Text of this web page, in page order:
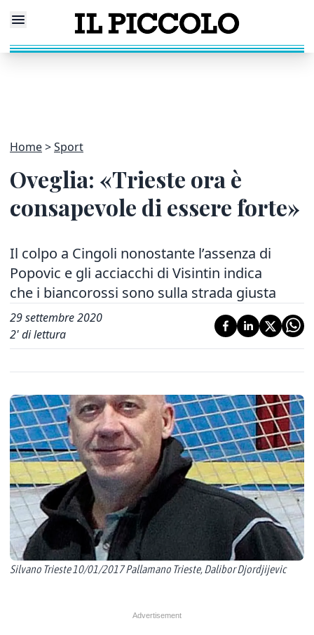
Home Sport
Oveglia: «Trieste ora è
consapevole di essere forte»
Il colpo a Cingoli nonostante l’assenza di
Popovic e gli acciacchi di Visintin indica
che i biancorossi sono sulla strada giusta
29 settembre 2020
2' di lettura
Silvano Trieste 10/01/2017 Pallamano Trieste, Dalibor Djordjijevic